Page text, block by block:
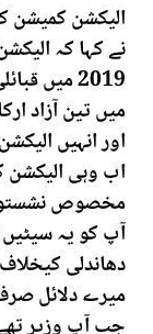
الیکشن کمیشن
نے کہا کہ
2019 میں
میں تین آزاد
اور انہیں
اب وہی
مخصوص نشستوں
آپ کو یہ
دھاندلی
میرے دلائل